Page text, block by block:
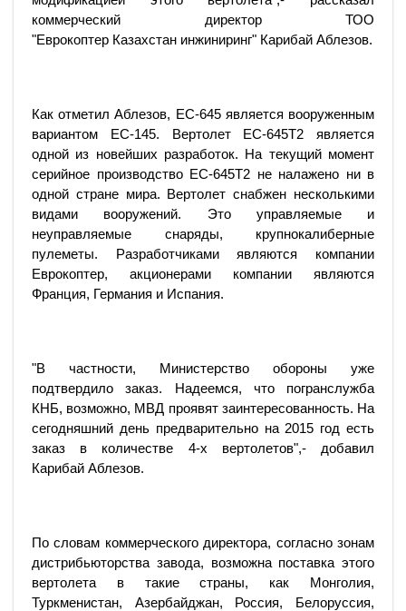
коммерческий директор ТОО
"Еврокоптер Казахстан инжиниринг" Карибай Аблезов.
Как отметил Аблезов, EC-645 является вооруженным
вариантом EC-145. Вертолет ЕС-645Т2 является
одной из новейших разработок. На текущий момент
серийное производство ЕС-645Т2 не налажено ни в
одной стране мира. Вертолет снабжен несколькими
видами вооружений. Это управляемые и
неуправляемые снаряды, крупнокалиберные
пулеметы. Разработчиками являются компании
Еврокоптер, акционерами компании являются
Франция, Германия и Испания.
"В частности, Министерство обороны уже
подтвердило заказ. Надеемся, что погранслужба
КНБ, возможно, МВД проявят заинтересованность. На
сегодняшний день предварительно на 2015 год есть
заказ в количестве 4-х вертолетов",- добавил
Карибай Аблезов.
По словам коммерческого директора, согласно зонам
дистрибьюторства завода, возможна поставка этого
вертолета в такие страны, как Монголия,
Туркменистан, Азербайджан, Россия, Белоруссия,